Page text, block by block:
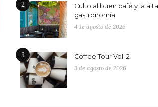
2
Culto al buen café y la alta
gastronomía
4 de agosto de 2026
3 Coffee Tour Vol. 2
3 de agosto de 2026